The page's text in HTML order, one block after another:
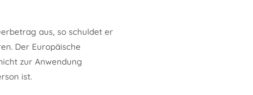
aus, so schuldet er
Der Europäische
zur Anwendung
ist.